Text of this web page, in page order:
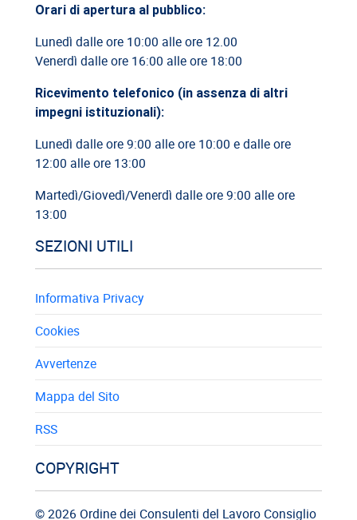
03/06/2026
Cassazione: rischi relativi alla informazione-formazione
Orari di apertura al pubblico:
Lunedì dalle ore 10:00 alle ore 12.00
Venerdì dalle ore 16:00 alle ore 18:00
Ricevimento telefonico (in assenza di altri
impegni istituzionali):
Lunedì dalle ore 9:00 alle ore 10:00 e dalle ore
12:00 alle ore 13:00
Martedì/Giovedì/Venerdì dalle ore 9:00 alle ore
13:00
SEZIONI UTILI
Informativa Privacy
Cookies
Avvertenze
Mappa del Sito
RSS
COPYRIGHT
© 2026 Ordine dei Consulenti del Lavoro Consiglio